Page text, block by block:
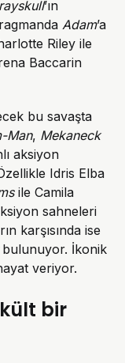
’ın
Adam’a
Riley ile
Baccarin
bu savaşta
Man, Mekaneck
aksiyon
Idris Elba
ile Camila
sahneleri
karşısında ise
İkonik
veriyor.
bir